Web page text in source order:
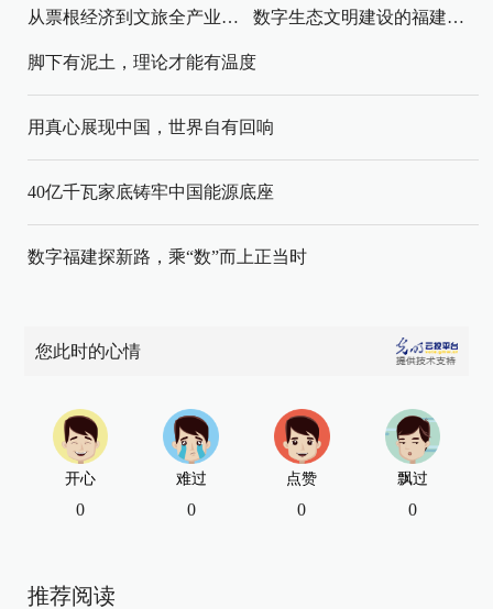
从票根经济到文旅全产业链升级 数字生态文明建设的福建路径与启示
脚下有泥土，理论才能有温度
用真心展现中国，世界自有回响
40亿千瓦家底铸牢中国能源底座
数字福建探新路，乘“数”而上正当时
您此时的心情
开心
0
难过
0
点赞
0
飘过
0
推荐阅读